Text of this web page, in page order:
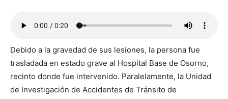
Debido a la gravedad de sus lesiones, la persona fue
trasladada en estado grave al Hospital Base de Osorno,
recinto donde fue intervenido. Paralelamente, la Unidad
de Investigación de Accidentes de Tránsito de